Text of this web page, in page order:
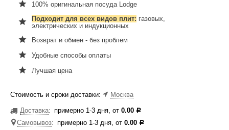
100% оригинальная посуда Lodge
Подходит для всех видов плит: газовых,
электрических и индукционных
Возврат и обмен - без проблем
Удобные способы оплаты
Лучшая цена
Стоимость и сроки доставки: Москва
Доставка: примерно 1-3 дня, от0.00 Р
Самовывоз: примерно 1-3 дня, от0.00 Р